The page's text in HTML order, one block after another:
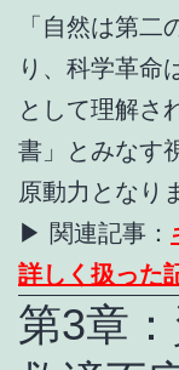
「自然は第
り、科学革命
として理解さ
書」とみなす
原動力となり
▶ 関連記事：
詳しく扱った
第3章